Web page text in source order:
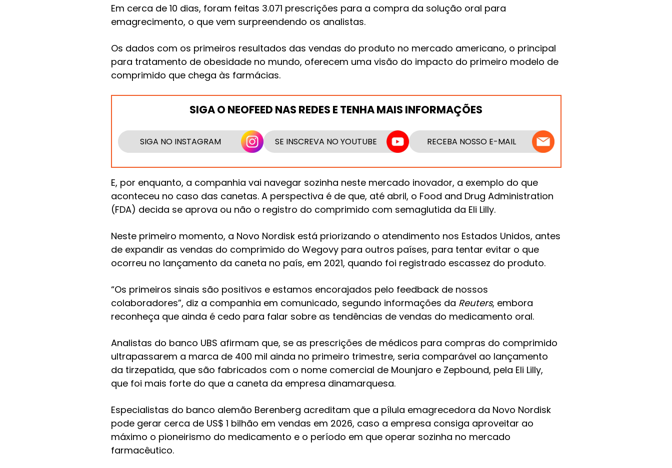
Em cerca de 10 dias, foram feitas 3.071 prescrições para a compra da solução oral para
emagrecimento, o que vem surpreendendo os analistas.
Os dados com os primeiros resultados das vendas do produto no mercado americano, o principal
para tratamento de obesidade no mundo, oferecem uma visão do impacto do primeiro modelo de
comprimido que chega às farmácias.
SIGA O NEOFEED NAS REDES E TENHA MAIS INFORMAÇÕES
SIGA NO INSTAGRAM SE INSCREVA NO YOUTUBE RECEBA NOSSO E-MAIL
E, por enquanto, a companhia vai navegar sozinha neste mercado inovador, a exemplo do que
aconteceu no caso das canetas. A perspectiva é de que, até abril, o Food and Drug Administration
(FDA) decida se aprova ou não o registro do comprimido com semaglutida da Eli Lilly.
Neste primeiro momento, a Novo Nordisk está priorizando o atendimento nos Estados Unidos, antes
de expandir as vendas do comprimido do Wegovy para outros países, para tentar evitar o que
ocorreu no lançamento da caneta no país, em 2021, quando foi registrado escassez do produto.
“Os primeiros sinais são positivos e estamos encorajados pelo feedback de nossos
colaboradores”, diz a companhia em comunicado, segundo informações da Reuters, embora
reconheça que ainda é cedo para falar sobre as tendências de vendas do medicamento oral.
Analistas do banco UBS afirmam que, se as prescrições de médicos para compras do comprimido
ultrapassarem a marca de 400 mil ainda no primeiro trimestre, seria comparável ao lançamento
da tirzepatida, que são fabricados com o nome comercial de Mounjaro e Zepbound, pela Eli Lilly,
que foi mais forte do que a caneta da empresa dinamarquesa.
Especialistas do banco alemão Berenberg acreditam que a pílula emagrecedora da Novo Nordisk
pode gerar cerca de US$ 1 bilhão em vendas em 2026, caso a empresa consiga aproveitar ao
máximo o pioneirismo do medicamento e o período em que operar sozinha no mercado
farmacêutico.